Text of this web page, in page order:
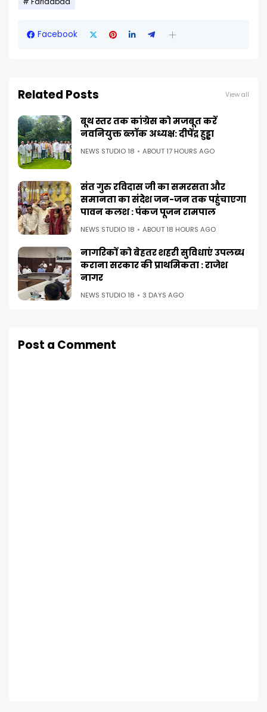
Faridabad
Facebook
Related Posts View all
बूथ स्तर तक कांग्रेस को मजबूत करें
नवनियुक्त ब्लॉक अध्यक्ष: दीपेंद्र हुड्डा
NEWS STUDIO 18 ABOUT 17 HOURS AGO
संत गुरु रविदास जी का समरसता और
समानता का संदेश जन-जन तक पहुंचाएगा
पावन कलश : पंकज पूजन रामपाल
NEWS STUDIO 18 ABOUT 18 HOURS AGO
नागरिकों को बेहतर शहरी सुविधाएं उपलब्ध
कराना सरकार की प्राथमिकता : राजेश
नागर
NEWS STUDIO 18 3 DAYS AGO
Post a Comment